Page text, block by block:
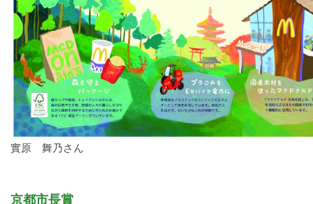
實原 舞乃さん
京都市長賞